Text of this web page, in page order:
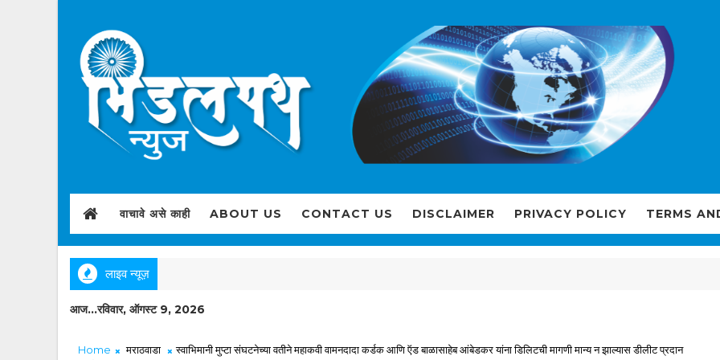
वाचावे असे काही ABOUT US CONTACT US DISCLAIMER PRIVACY POLICY TERMS
लाइव न्यूज़
आज...रविवार, ऑगस्ट 9, 2026
Home मराठवाडा
स्वाभिमानी मुप्टा संघटनेच्या वतीने महाकवी वामनदादा कर्डक आणि ऍड बाळासाहेब आंबेडकर यांना डिलिटची मागणी मान्य न झाल्यास डीलीट प्रदान